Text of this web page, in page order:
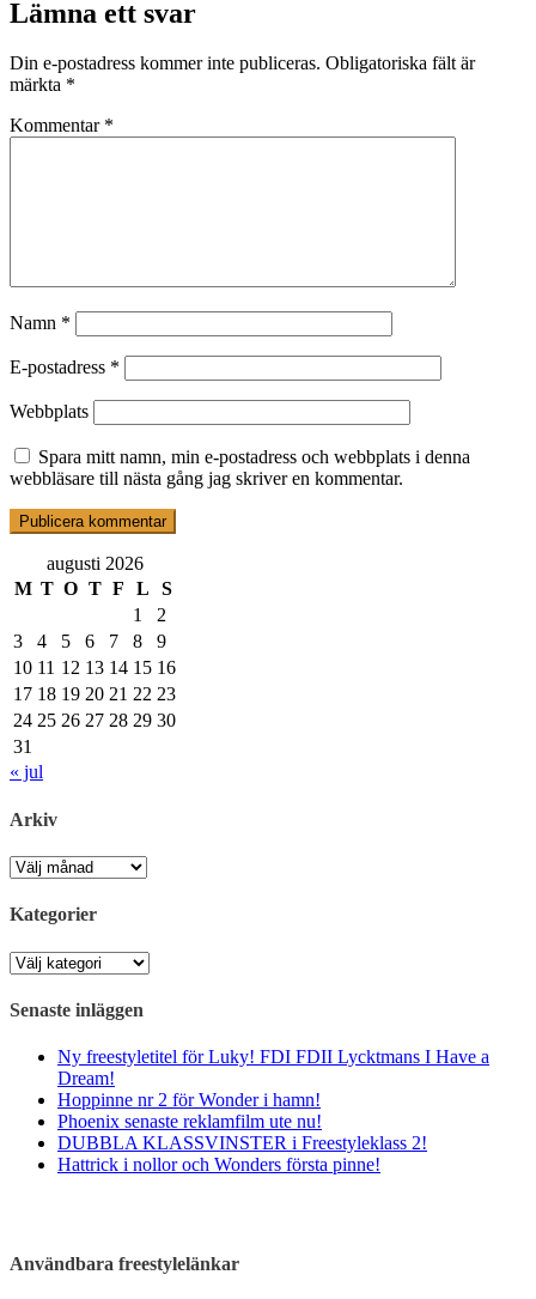
Lämna ett svar
Din e-postadress kommer inte publiceras. Obligatoriska fält är
märkta *
Kommentar *
Namn *
E-postadress *
Webbplats
Spara mitt namn, min e-postadress och webbplats i denna
webbläsare till nästa gång jag skriver en kommentar.
augusti 2026
M T O T F L
S
1
2
3
4 5 6 7 8
9
10 11 12 13 14 15 16
17 18 19 20 21 22 23
24 25 26 27 28 29 30
31
« jul
Arkiv
Arkiv
Kategorier
Kategorier
Senaste inläggen
Ny freestyletitel för Luky! FDI FDII Lycktmans I Have a
Dream!
Hoppinne nr 2 för Wonder i hamn!
Phoenix senaste reklamfilm ute nu!
DUBBLA KLASSVINSTER i Freestyleklass 2!
Hattrick i nollor och Wonders första pinne!
Användbara freestylelänkar